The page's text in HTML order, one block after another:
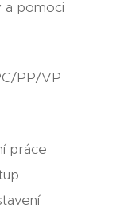
a pomoci
PP/VP
práce